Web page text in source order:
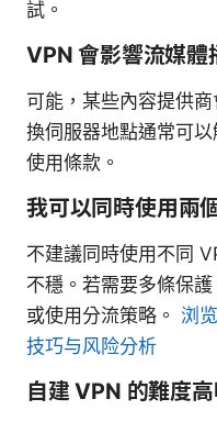
試。
VPN 會影響流媒體
可能，某些內容提供
換伺服器地點通常可
使用條款。
我可以同時使用兩
不建議同時使用不同
不穩。若需要多條保
或使用分流策略。 浏
技巧与风险分析
自建 VPN 的難度高